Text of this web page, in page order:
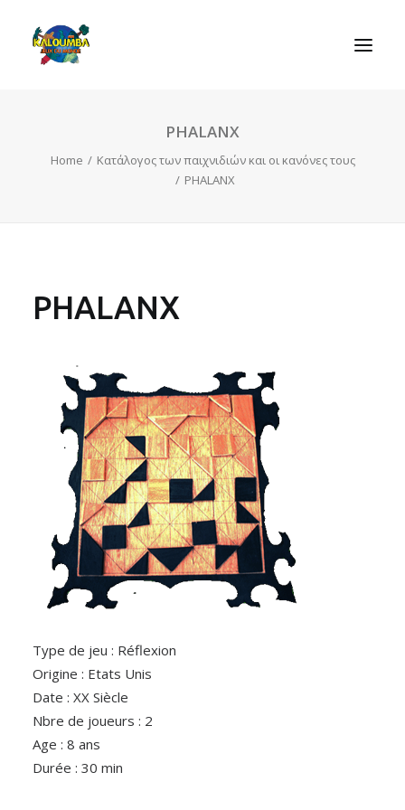
Η ΟΡΓΑΝΩΣΗ
PHALANX
Home
Κατάλογος των παιχνιδιών και οι κανόνες τους
PHALANX
PHALANX
Type de jeu : Réflexion
Origine : Etats Unis
Date : XX Siècle
Nbre de joueurs : 2
Age : 8 ans
Durée : 30 min